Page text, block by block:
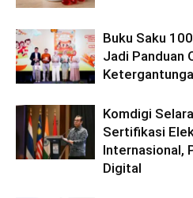
Buku Saku
Jadi Panduan
Komdigi
Sertifikasi
Internasional,
Digital